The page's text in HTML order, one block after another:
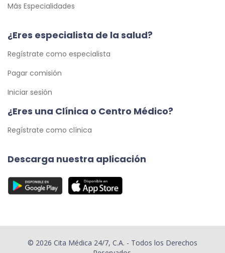
Más Especialidades
¿Eres especialista de la salud?
Regístrate como especialista
Pagar comisión
Iniciar sesión
¿Eres una Clínica o Centro Médico?
Regístrate como clínica
Descarga nuestra aplicación
© 2026 Cita Médica 24/7, C.A. - Todos los Derechos